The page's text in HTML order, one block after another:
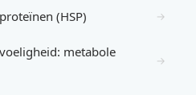
(HSP) →
metabole
→